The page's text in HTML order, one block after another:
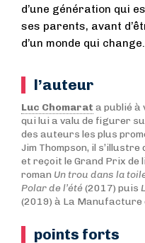
d’une génération qui
ses parents, avant
d’un monde qui change.
l’auteur
Luc Chomarat a publié à
qui lui a valu de figurer
des auteurs les plus
Jim Thompson, il
et reçoit le Grand Prix
roman Un trou dans la
Polar de l’été(2017) puis
(2019) à La Manufacture
points forts